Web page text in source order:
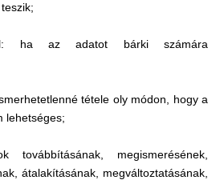
ha az adatot bárki számára
tétele oly módon, hogy a
lehetséges;
továbbításának, megismerésének,
átalakításának, megváltoztatásának,